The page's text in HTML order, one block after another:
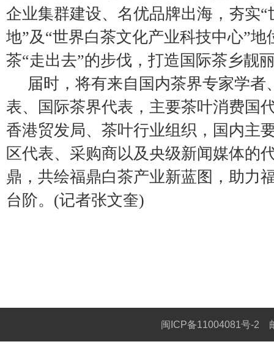
企业集群建设、名优品牌出海，夯实“
地”及“世界白茶文化产业科技中心”地
茶“走出去”的步伐，打造国际茶乡靓
届时，将有来自国内茶界专家学者
表、国际茶界代表，主要茶叶消费国
香港贸发局、茶叶行业组织，国内主
区代表、采购商以及央级新闻媒体的
鼎，共绘福鼎白茶产业新蓝图，助力
台阶。(记者张文奎)
闽ICP备11004081号-2